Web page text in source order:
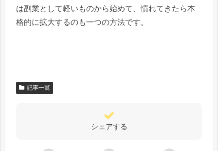
は副業として軽いものから始めて、慣れてきたら本
格的に拡大するのも一つの方法です。
記事一覧
シェアする